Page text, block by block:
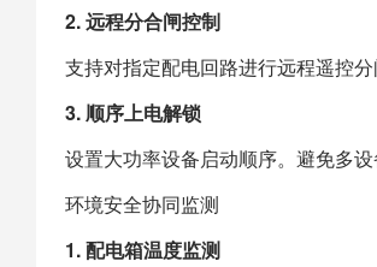
2. 远程分合闸控制
支持对指定配电回路进行远程遥控
3. 顺序上电解锁
设置大功率设备启动顺序。避免多
环境安全协同监测
1. 配电箱温度监测